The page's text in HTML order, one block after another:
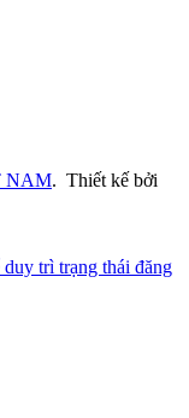
NAM. Thiết kế bởi
trì trạng thái đăng